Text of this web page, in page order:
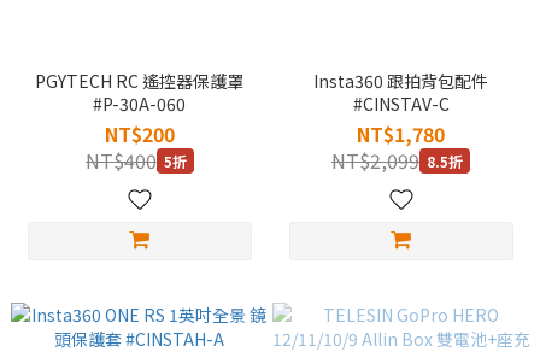
PGYTECH RC 遙控器保護罩
#P-30A-060
NT$200
NT$400 5折
Insta360 跟拍背包配件
#CINSTAV-C
NT$1,780
NT$2,099 8.5折